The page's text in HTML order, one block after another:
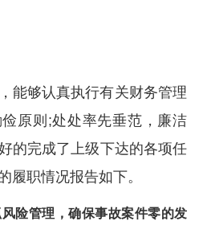
能够认真执行有关财务管理
原则;处处率先垂范，廉洁
的完成了上级下达的各项任
履职情况报告如下。
险管理，确保事故案件零的发